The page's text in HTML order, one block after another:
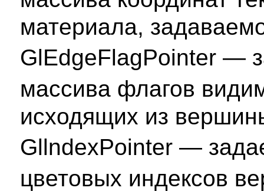
материала,
GlEdgeFlagPointer —
массива флагов
исходящих из
GllndexPointer —
цветовых индексов